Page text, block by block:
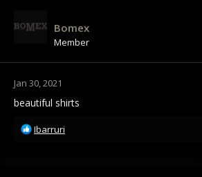
Bomex
Member
Jan 30, 2021
beautiful shirts
R
Ibarruri